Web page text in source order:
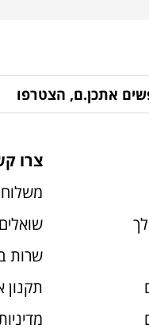
אתכן.ם, הצטרפו
צרו
שרות
תקנון